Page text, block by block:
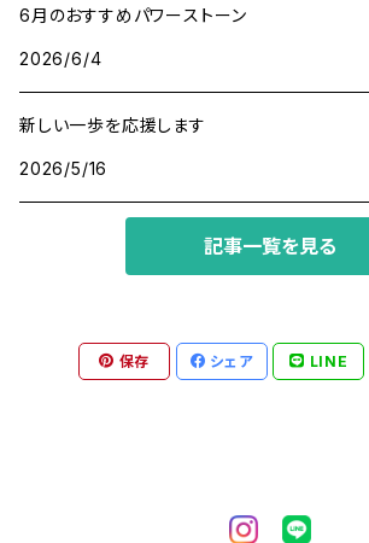
アラゴナイト
6月のおすすめパワーストーン
2026/6/4
新しい一歩を応援します
2026/5/16
記事一覧を見る
保存 シェア LINE